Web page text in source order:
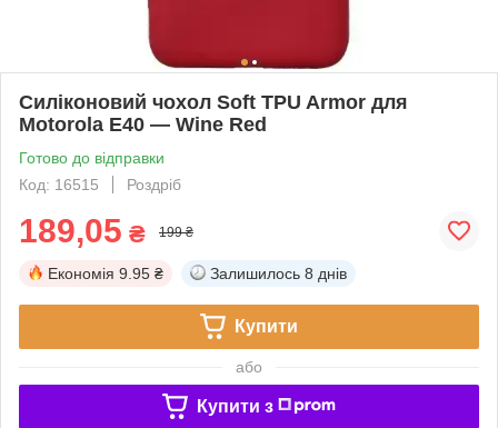
Силіконовий чохол Soft TPU Armor для
Motorola E40 — Wine Red
Готово до відправки
Код: 16515
Роздріб
189,05 ₴ 199 ₴
Економія 9.95 ₴ Залишилось 8 днів
Купити
або
Купити з